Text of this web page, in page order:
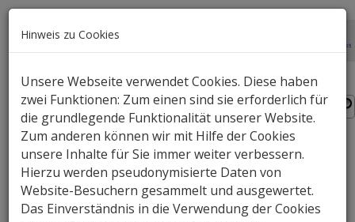
254 Treffer:
Hinweis zu Cookies
Unsere Webseite verwendet Cookies. Diese haben
zwei Funktionen: Zum einen sind sie erforderlich für
die grundlegende Funktionalität unserer Website.
Zum anderen können wir mit Hilfe der Cookies
unsere Inhalte für Sie immer weiter verbessern.
Hierzu werden pseudonymisierte Daten von
Website-Besuchern gesammelt und ausgewertet.
Das Einverständnis in die Verwendung der Cookies